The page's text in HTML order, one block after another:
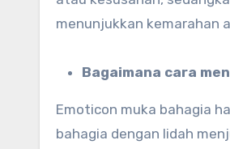
menunjukkan kemarahan
Bagaimana cara
Emoticon muka bahagia
bahagia dengan lidah